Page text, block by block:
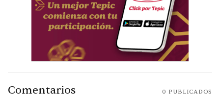
Comentarios 0 PUBLICADOS